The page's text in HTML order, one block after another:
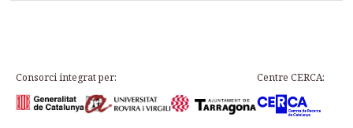
Consorci integrat per: Centre CERCA: